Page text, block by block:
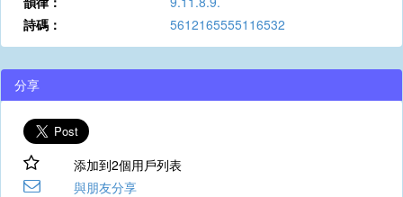
詩碼：
5612165555116532
分享
添加到2個用戶列表
與朋友分享